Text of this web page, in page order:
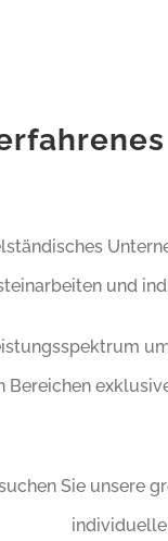
und
Bereichen
Sie unsere
individuelle